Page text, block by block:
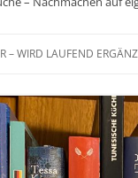
– WIRD LAUFEND